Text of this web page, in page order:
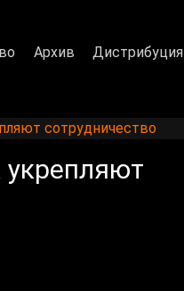
Архив Дистрибуция
сотрудничество